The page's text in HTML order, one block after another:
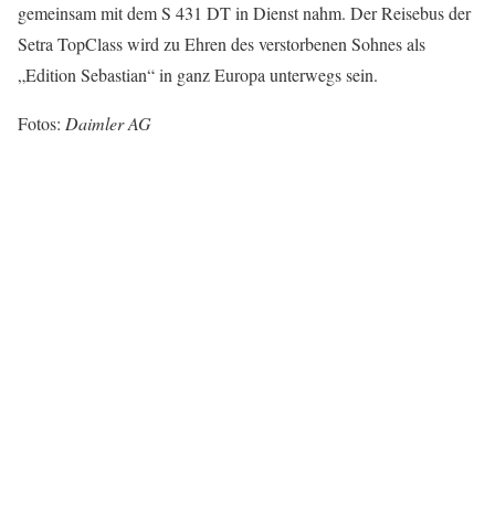
gemeinsam mit dem S 431 DT in Dienst nahm. Der Reisebus der
Setra TopClass wird zu Ehren des verstorbenen Sohnes als
„Edition Sebastian“ in ganz Europa unterwegs sein.
Fotos: Daimler AG